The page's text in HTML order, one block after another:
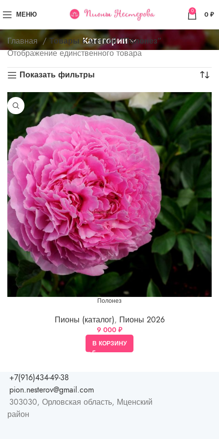
МЕНЮ 0 0 ₽
Категории
Главная
Товары с меткой “Полонез”
Отображение единственного товара
Показать фильтры
Полонез
Пионы (каталог), Пионы 2026
9 000 ₽
В КОРЗИНУ
+7(916)434-49-38
pion.nesterov@gmail.com
303030, Орловская область, Мценский
район